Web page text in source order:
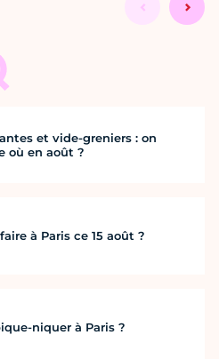
et vide-greniers : on
où en août ?
à Paris ce 15 août ?
niquer à Paris ?